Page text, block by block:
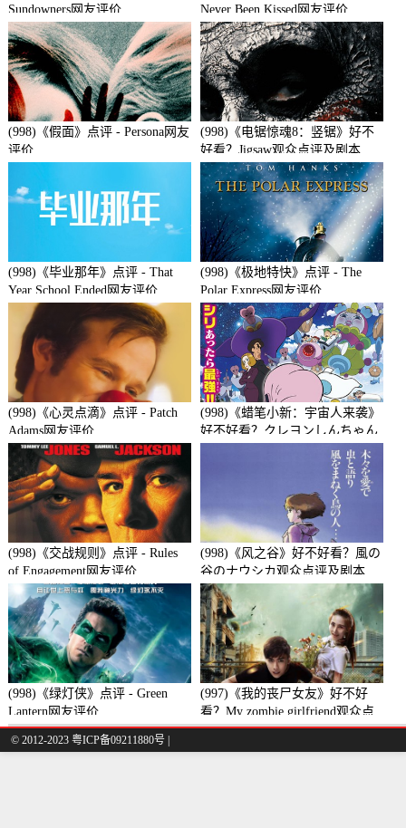
Sundowners网友评价
Never Been Kissed网友评价
(998)《假面》点评 - Persona网友
评价
(998)《电锯惊魂8：竖锯》好不
好看？Jigsaw观众点评及剧本
(998)《毕业那年》点评 - That
Year School Ended网友评价
(998)《极地特快》点评 - The
Polar Express网友评价
(998)《心灵点滴》点评 - Patch
Adams网友评价
(998)《蜡笔小新：宇宙人来袭》
好不好看？クレヨンしんちゃん
襲来!!宇宙人シリリ观众点评及
(998)《交战规则》点评 - Rules
of Engagement网友评价
(998)《风之谷》好不好看？風の
谷のナウシカ观众点评及剧本
(998)《绿灯侠》点评 - Green
Lantern网友评价
(997)《我的丧尸女友》好不好
看？My zombie girlfriend观众点
评及剧本
© 2012-2023 粤ICP备09211880号 |